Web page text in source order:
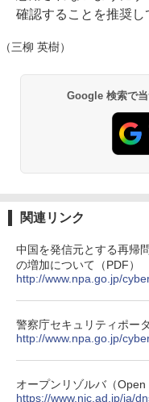
確認することを推奨し
（三柳 英樹）
Google 検索で
関連リンク
中国を発信元とする再帰
の増加について（PDF）
http://www.npa.go.jp/
警察庁セキュリティポー
http://www.npa.go.jp/
オープンリゾルバ（
https://www.nic.ad.jp/ja/